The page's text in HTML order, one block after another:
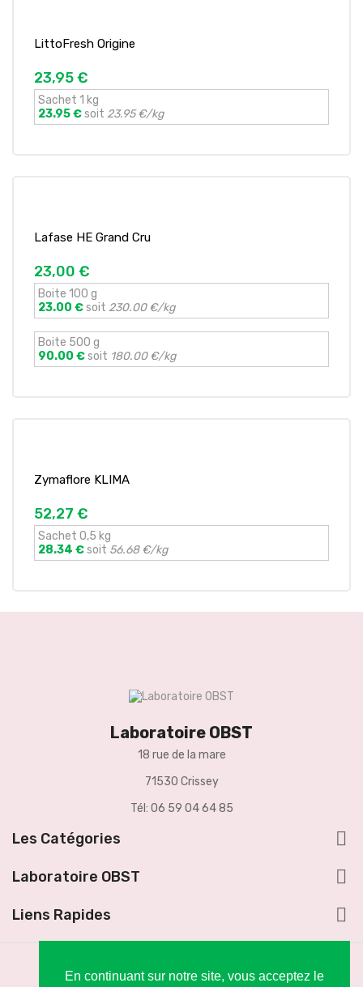
En continuant sur notre site, vous acceptez le
LittoFresh Origine
23,95 €
Sachet 1 kg
23.95 €soit 23.95 €/kg
Lafase HE Grand Cru
23,00 €
Boite 100 g
23.00 €soit 230.00 €/kg
Boite 500 g
90.00 €soit 180.00 €/kg
Zymaflore KLIMA
52,27 €
Sachet 0,5 kg
28.34 €soit 56.68 €/kg
Laboratoire OBST
18 rue de la mare
71530 Crissey
Tél: 06 59 04 64 85
Les Catégories 
Laboratoire OBST 
Liens Rapides 